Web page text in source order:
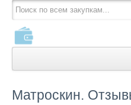
КАК ОПЛАТИТЬ
Матроскин.